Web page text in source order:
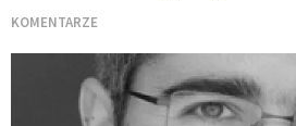
KOMENTARZE